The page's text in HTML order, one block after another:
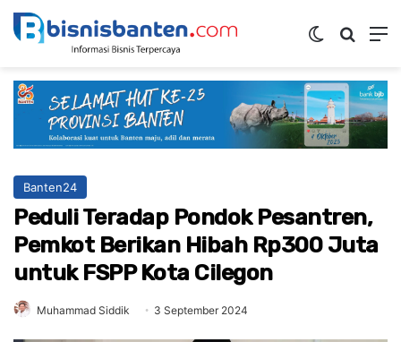
Switch skin
Banten24
Peduli Teradap Pondok Pesantren,
Pemkot Berikan Hibah Rp300 Juta
untuk FSPP Kota Cilegon
Muhammad Siddik 3 September 2024